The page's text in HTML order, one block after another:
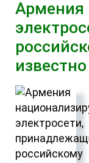
Армения